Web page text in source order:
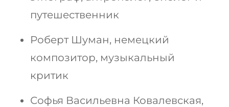
путешественник
Роберт Шуман, немецкий
композитор, музыкальный
критик
Софья Васильевна Ковалевская,